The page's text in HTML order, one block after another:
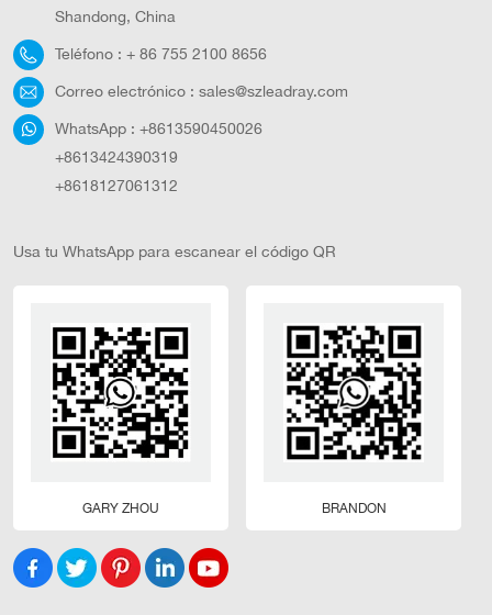
Shandong, China
Teléfono : + 86 755 2100 8656
Correo electrónico : sales@szleadray.com
WhatsApp : +8613590450026
+8613424390319
+8618127061312
Usa tu WhatsApp para escanear el código QR
GARY ZHOU BRANDON